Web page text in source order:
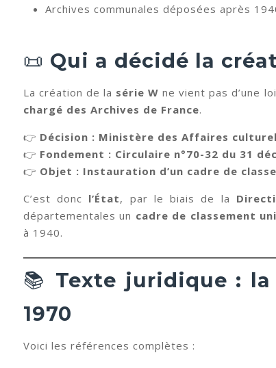
Archives communales déposées après
📜 Qui a décidé la
La création de la série W ne vient pas d’une
chargé des Archives de France.
👉 Décision : Ministère des Affaires
👉 Fondement : Circulaire n°70-32 du 31
👉 Objet : Instauration d’un cadre de
C’est donc l’État, par le biais de la
départementales un cadre de classement
à 1940.
📚 Texte juridique : la
1970
Voici les références complètes :